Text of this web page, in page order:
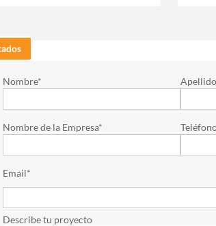
Nombre*
Nombre de la Empresa*
Email*
Describe tu proyecto